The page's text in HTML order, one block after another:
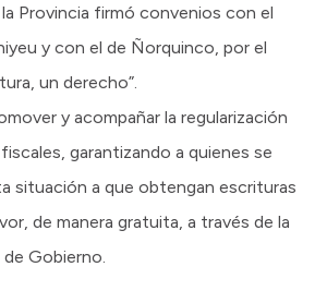
Provincia firmó convenios con el
y con el de Ñorquinco, por el
un derecho”.
y acompañar la regularización
garantizando a quienes se
situación a que obtengan escrituras
de manera gratuita, a través de la
Gobierno.